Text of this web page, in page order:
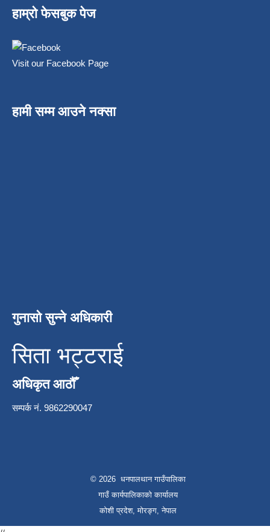
हाम्रो फेसबुक पेज
Visit our Facebook Page
हामी सम्म आउने नक्सा
गुनासो सुन्ने अधिकारी
सिता भट्टराई
अधिकृत आठौँ
सम्पर्क नं. 9862290047
© 2026 धनपालथान गाउँपालिका
गाउँ कार्यपालिकाको कार्यालय
कोशी प्रदेश, मोरङ्ग, नेपाल